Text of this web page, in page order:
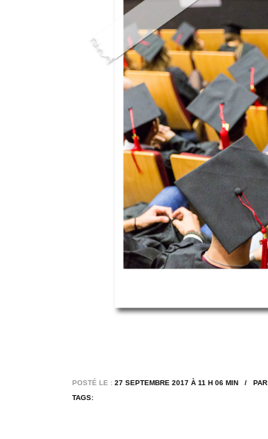
POSTÉ LE : 27 SEPTEMBRE 2017 À 11 H 06 MIN / PAR
TAGS: